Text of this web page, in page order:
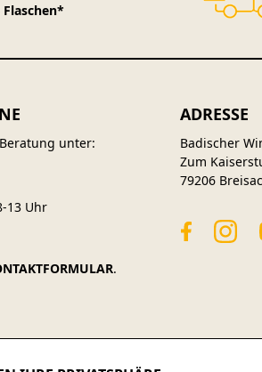
Flaschen*
unter:
13 Uhr
.
ADRESSE
Badischer
Zum
79206